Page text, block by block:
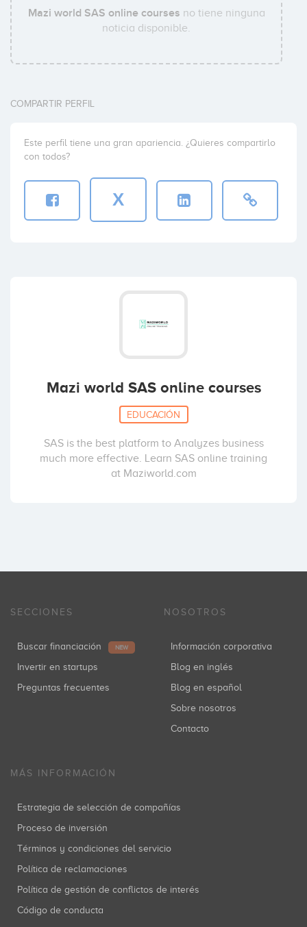
Mazi world SAS online courses no tiene ninguna
noticia disponible.
COMPARTIR PERFIL
Este perfil tiene una gran apariencia. ¿Quieres compartirlo
con todos?
X
Mazi world SAS online courses
EDUCACIÓN
SAS is the best platform to Analyzes business
much more effective. Learn SAS online training
at Maziworld.com
SECCIONES
Buscar financiación NEW
Invertir en startups
Preguntas frecuentes
NOSOTROS
Información corporativa
Blog en inglés
Blog en español
Sobre nosotros
Contacto
MÁS INFORMACIÓN
Estrategia de selección de compañías
Proceso de inversión
Términos y condiciones del servicio
Política de reclamaciones
Política de gestión de conflictos de interés
Código de conducta